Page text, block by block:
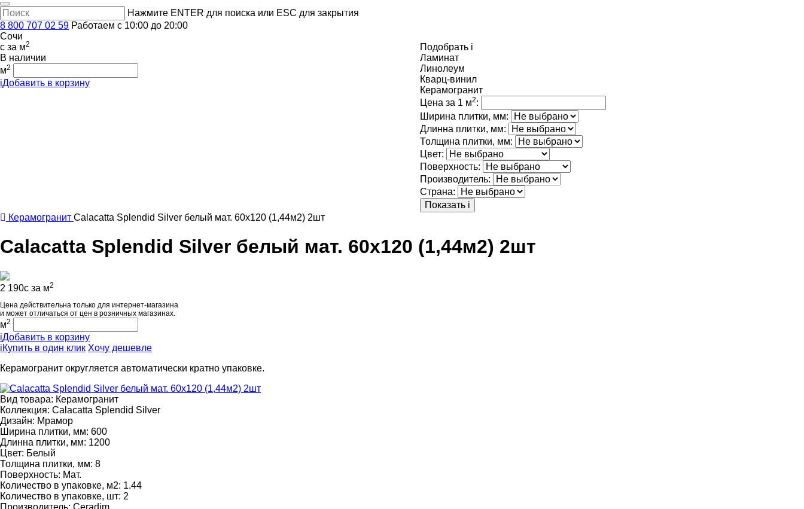
Нажмите ENTER для поиска или ESC для закрытия
8 800 707 02 59 Работаем с 10:00 до 20:00
Сочи
c за м2
В наличии
м2
iДобавить в корзину
Подобрать i
Ламинат
Линолеум
Кварц-винил
Керамогранит
Цена за 1 м2:
Ширина плитки, мм:
Длинна плитки, мм:
Толщина плитки, мм:
Цвет:
Поверхность:
Производитель:
Страна:
Показать i
Керамогранит Calacatta Splendid Silver белый мат. 60x120 (1,44м2) 2шт
Calacatta Splendid Silver белый мат. 60x120 (1,44м2) 2шт
2 190c за м2
Цена действительна только для интернет-магазина
и может отличаться от цен в розничных магазинах.
м2
iДобавить в корзину
iКупить в один клик Хочу дешевле
Керамогранит округляется автоматически кратно упаковке.
Вид товара: Керамогранит
Коллекция: Calacatta Splendid Silver
Дизайн: Мрамор
Ширина плитки, мм: 600
Длинна плитки, мм: 1200
Цвет: Белый
Толщина плитки, мм: 8
Поверхность: Мат.
Количество в упаковке, м2: 1.44
Количество в упаковке, шт: 2
Производитель: Ceradim